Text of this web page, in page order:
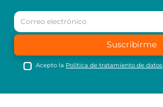
Suscribirme
Acepto la Política de tratamiento de datos